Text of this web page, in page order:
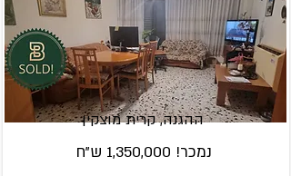
ההגנה, קרית מוצקין
נמכר! 1,350,000 ש"ח